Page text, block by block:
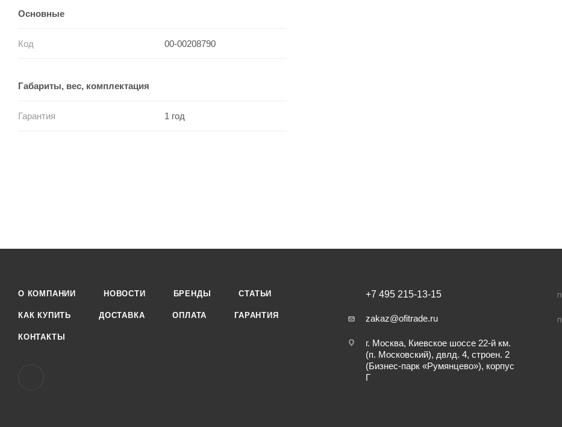
Основные
Код 00-00208790
Габариты, вес, комплектация
Гарантия 1 год
О КОМПАНИИ НОВОСТИ БРЕНДЫ СТАТЬИ
КАК КУПИТЬ ДОСТАВКА ОПЛАТА ГАРАНТИЯ
КОНТАКТЫ
+7 495 215-13-15
zakaz@ofitrade.ru
г. Москва, Киевское шоссе 22-й км.
(п. Московский), двлд. 4, строен. 2
(Бизнес-парк «Румянцево»), корпус
Г